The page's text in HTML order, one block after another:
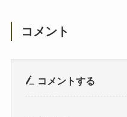
コメント
コメントする